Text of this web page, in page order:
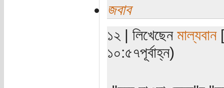
জবাব
১২ | লিখেছেন মাল্যবান
১০:৫৭পূর্বাহ্ন)